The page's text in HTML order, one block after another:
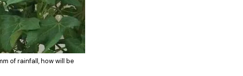
of rainfall, how will be